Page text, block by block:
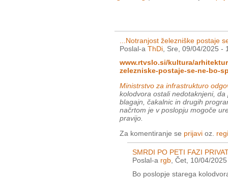
...Notranjost železniške postaje
Poslal-a ThDi , Sre, 09/04/2025 -
www.rtvslo.si/kultura/
zelezniske-postaje-se-ne-bo-
Ministrstvo za infrastrukturo
kolodvora ostali nedotaknjeni,
blagajn, čakalnic in drugih
načrtom je v poslopju mogoče
pravijo.
Za komentiranje se prijavi oz.
SMRDI PO PETI FAZI
Poslal-a rgb , Čet, 10/04/
Bo poslopje starega